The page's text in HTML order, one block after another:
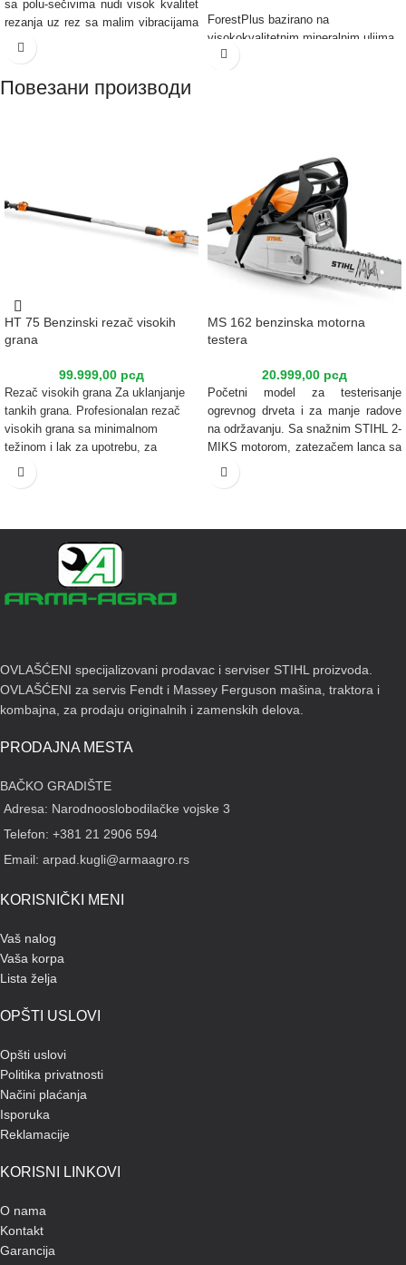
sa polu-sečivima nudi visok kvalitet
rezanja uz rez sa malim vibracijama
i nije komplikovan za oštrenje. On je
Lanac za testere sa malim trzajima i
ForestPlus bazirano na
visokokvalitetnim mineralnim uljima.
Pouzdano podmazivanje, nema
Повезани производи
HT 75 Benzinski rezač visokih
grana
99.999,00 рсд
Rezač visokih grana Za uklanjanje
tankih grana. Profesionalan rezač
visokih grana sa minimalnom
težinom i lak za upotrebu, za
sečenje grana do 5m visine.
Napomena: Maksimalna količina
BEZBEDONOSNIH RAZLOGA
PREUZIMA LIČNO ILI DOSTAVOM
PREMA NAVEDENIM USLOVIMA
MS 162 benzinska motorna
testera
20.999,00 рсд
Početni model za testerisanje
ogrevnog drveta i za manje radove
na održavanju. Sa snažnim STIHL 2-
MIKS motorom, zatezačem lanca sa
strane, STIHL sistemom protiv
Dužina vodilice 30 cm
OVLAŠĆENI specijalizovani prodavac i serviser STIHL proizvoda.
OVLAŠĆENI za servis Fendt i Massey Ferguson mašina, traktora i
kombajna, za prodaju originalnih i zamenskih delova.
PRODAJNA MESTA
BAČKO GRADIŠTE
Adresa: Narodnooslobodilačke vojske 3
Telefon: +381 21 2906 594
Email: arpad.kugli@armaagro.rs
KORISNIČKI MENI
Vaš nalog
Vaša korpa
Lista želja
OPŠTI USLOVI
Opšti uslovi
Politika privatnosti
Načini plaćanja
Isporuka
Reklamacije
KORISNI LINKOVI
O nama
Kontakt
Garancija